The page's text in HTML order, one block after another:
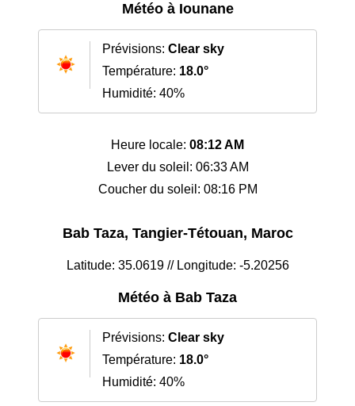
Météo à Iounane
Prévisions: Clear sky
Température: 18.0°
Humidité: 40%
Heure locale: 08:12 AM
Lever du soleil: 06:33 AM
Coucher du soleil: 08:16 PM
Bab Taza, Tangier-Tétouan, Maroc
Latitude: 35.0619 // Longitude: -5.20256
Météo à Bab Taza
Prévisions: Clear sky
Température: 18.0°
Humidité: 40%